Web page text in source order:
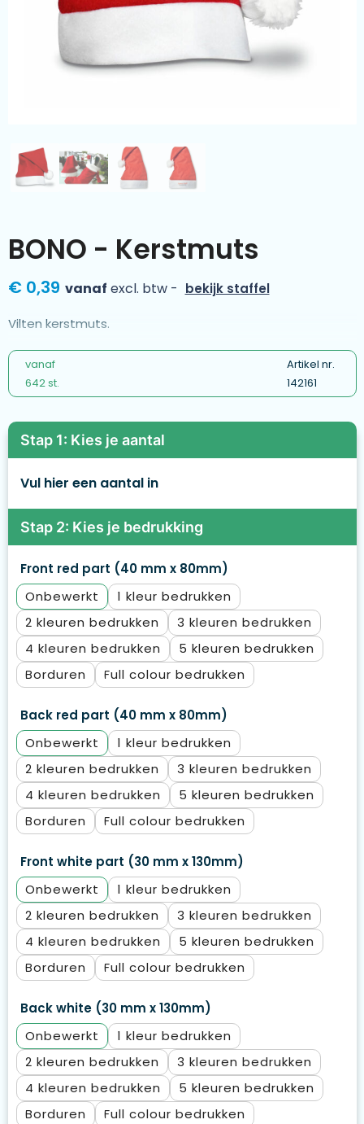
Kleding & textiel
Duurzamere geschenken
Meer categorieën
Zomer
Sinterklaas
Wijn
BONO - Kerstmuts
€ 0,39 vanaf excl. btw - bekijk staffel
Vilten kerstmuts.
vanaf
642 st.
Artikel nr.
142161
Stap 1: Kies je aantal
Vul hier een aantal in
Stap 2: Kies je bedrukking
Front red part (40 mm x 80mm)
Onbewerkt
1
2
3
4
5
Borduren
Full colour
Back red part (40 mm x 80mm)
Onbewerkt
1
2
3
4
5
Borduren
Full colour
Front white part (30 mm x 130mm)
Onbewerkt
1
2
3
4
5
Borduren
Full colour
Back white (30 mm x 130mm)
Onbewerkt
1
2
3
4
5
Borduren
Full colour